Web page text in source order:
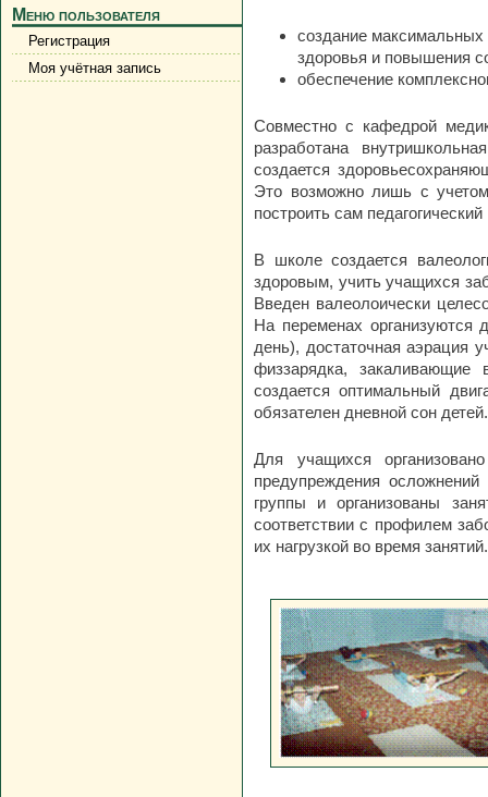
Меню пользователя
Регистрация
Моя учётная запись
создание максимальных
здоровья и повышения
обеспечение
Совместно с кафедрой
разработана
создается
Это возможно лишь с учетом
построить сам
В школе создается
здоровым, учить учащихся
Введен валеолоически
На переменах организуются
день), достаточная аэрация
физзарядка,
создается оптимальный
обязателен дневной сон детей.
Для учащихся
предупреждения
группы и организованы
соответствии с профилем
их нагрузкой во время занятий.